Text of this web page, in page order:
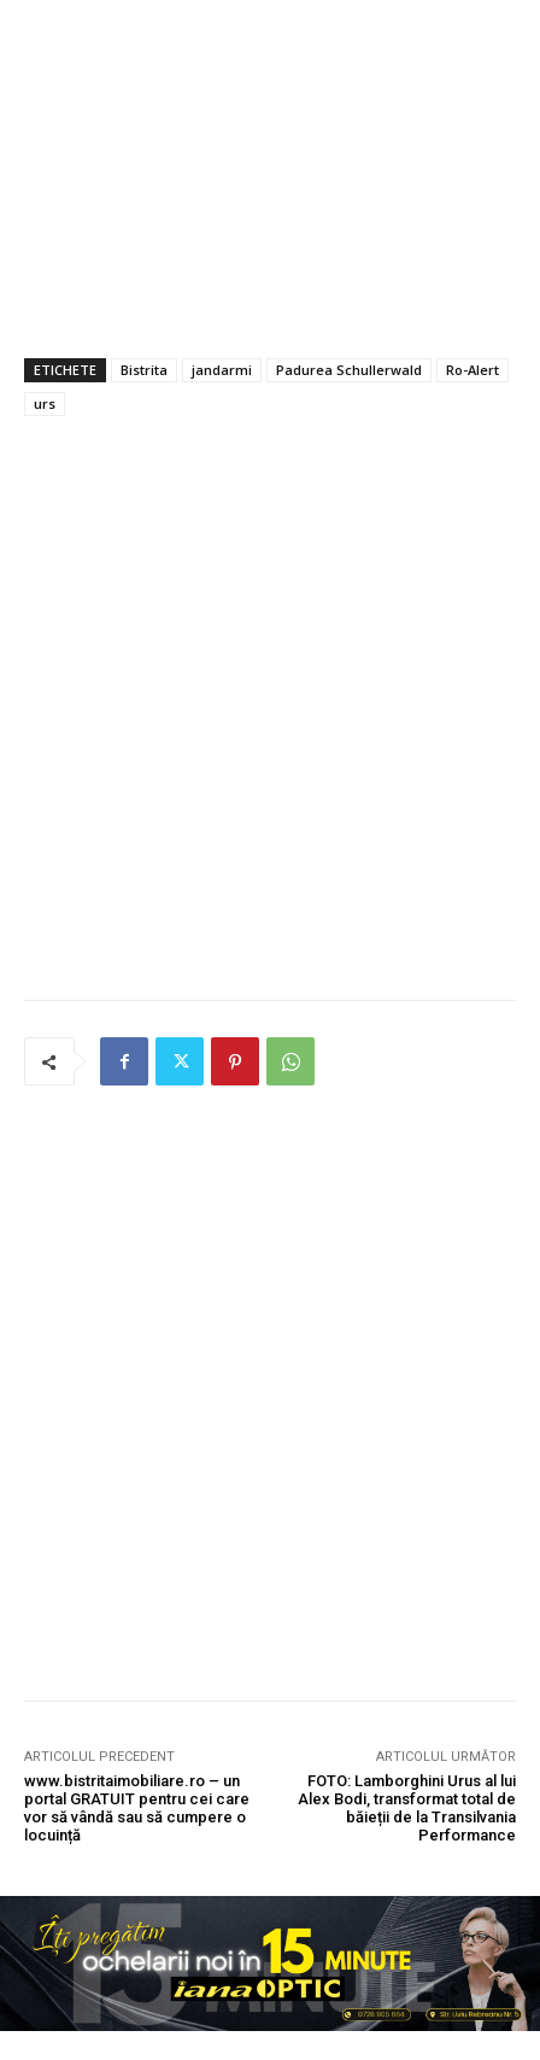
ETICHETE Bistrita jandarmi Padurea Schullerwald
Ro-Alert
urs
ARTICOLUL PRECEDENT
www.bistritaimobiliare.ro – un
portal GRATUIT pentru cei care
vor să vândă sau să cumpere o
locuință
ARTICOLUL URMĂTOR
FOTO: Lamborghini Urus al lui
Alex Bodi, transformat total de
băieții de la Transilvania
Performance